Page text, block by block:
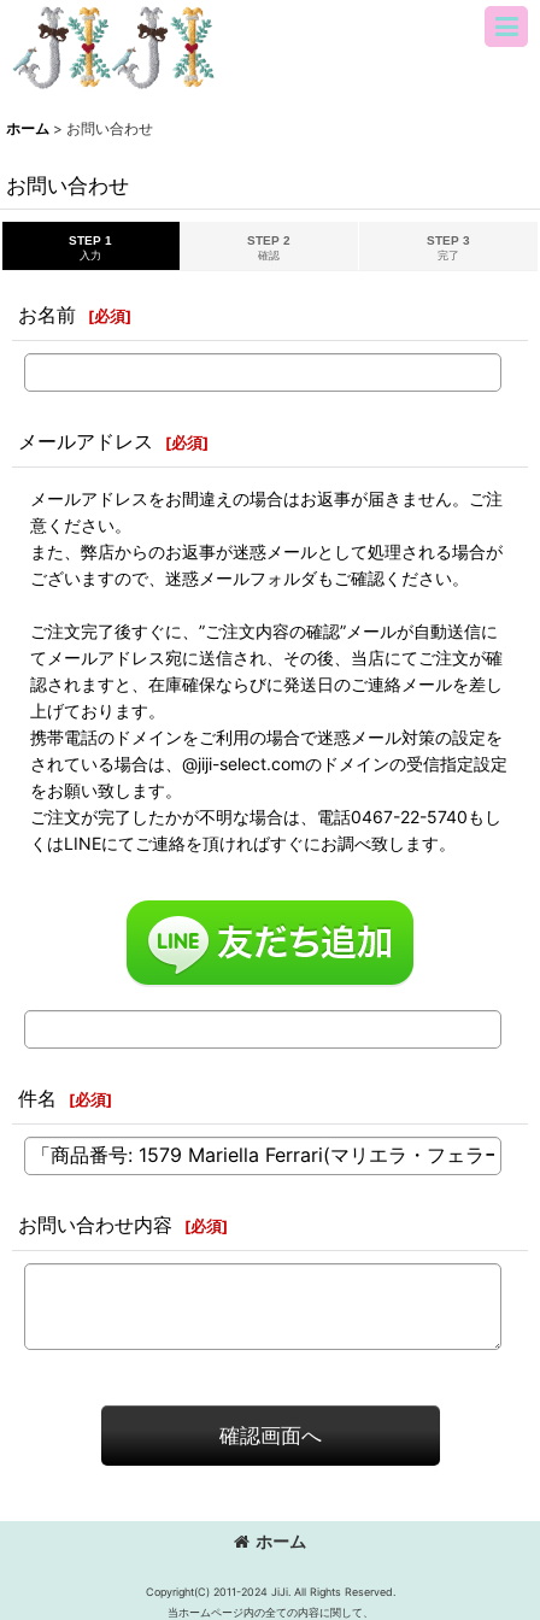
ホーム > お問い合わせ
お問い合わせ
STEP 1
入力
STEP 2
確認
STEP 3
完了
お名前 [必須]
メールアドレス [必須]
メールアドレスをお間違えの場合はお返事が届きません。ご注
意ください。
また、弊店からのお返事が迷惑メールとして処理される場合が
ございますので、迷惑メールフォルダもご確認ください。
ご注文完了後すぐに、”ご注文内容の確認”メールが自動送信に
てメールアドレス宛に送信され、その後、当店にてご注文が確
認されますと、在庫確保ならびに発送日のご連絡メールを差し
上げております。
携帯電話のドメインをご利用の場合で迷惑メール対策の設定を
されている場合は、@jiji-select.comのドメインの受信指定設定
をお願い致します。
ご注文が完了したかが不明な場合は、電話0467-22-5740もし
くはLINEにてご連絡を頂ければすぐにお調べ致します。
件名 [必須]
お問い合わせ内容 [必須]
確認画面へ
ホーム
Copyright(C) 2011-2024 JiJi. All Rights Reserved.
当ホームページ内の全ての内容に関して、